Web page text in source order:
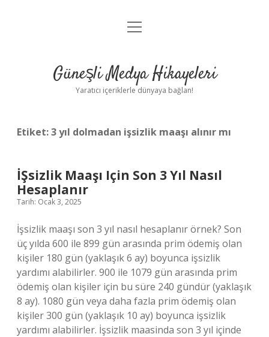
Anasayfa
Yasal Uyarı
menüyü
Güneşli Medya Hikayeleri
Yaratıcı içeriklerle dünyaya bağlan!
Etiket:3 yıl dolmadan işsizlik maaşı alınır mı
İŞsizlik Maaşı Için Son 3 Yıl Nasıl
Hesaplanır
Tarih: Ocak 3, 2025
İşsizlik maaşı son 3 yıl nasıl hesaplanır örnek? Son
üç yılda 600 ile 899 gün arasında prim ödemiş olan
kişiler 180 gün (yaklaşık 6 ay) boyunca işsizlik
yardımı alabilirler. 900 ile 1079 gün arasında prim
ödemiş olan kişiler için bu süre 240 gündür (yaklaşık
8 ay). 1080 gün veya daha fazla prim ödemiş olan
kişiler 300 gün (yaklaşık 10 ay) boyunca işsizlik
yardımı alabilirler. İşsizlik maasinda son 3 yıl içinde